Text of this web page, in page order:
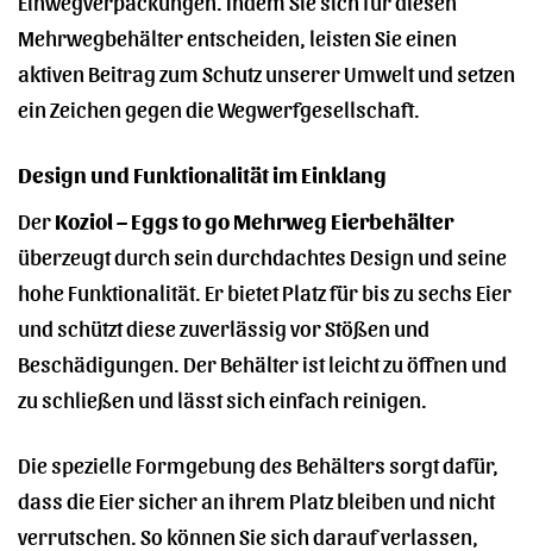
Mehrwegbehälter entscheiden, leisten Sie einen
aktiven Beitrag zum Schutz unserer Umwelt und setzen
ein Zeichen gegen die Wegwerfgesellschaft.
Design und Funktionalität im Einklang
DerKoziol – Eggs to go Mehrweg Eierbehälter
überzeugt durch sein durchdachtes Design und seine
hohe Funktionalität. Er bietet Platz für bis zu sechs Eier
und schützt diese zuverlässig vor Stößen und
Beschädigungen. Der Behälter ist leicht zu öffnen und
zu schließen und lässt sich einfach reinigen.
Die spezielle Formgebung des Behälters sorgt dafür,
dass die Eier sicher an ihrem Platz bleiben und nicht
verrutschen. So können Sie sich darauf verlassen,